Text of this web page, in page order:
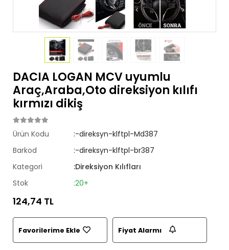
DACIA LOGAN MCV uyumlu
Araç,Araba,Oto direksiyon kılıfı
kırmızı dikiş
Ürün Kodu
:-direksyn-klftpl-Md387
Barkod
:-direksyn-klftpl-br387
Kategori
:Direksiyon Kılıfları
Stok
:20+
124,74 TL
Favorilerime Ekle Fiyat Alarmı